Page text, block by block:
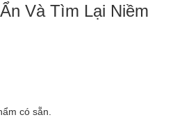
Và Tìm Lại Niềm
có sẵn.